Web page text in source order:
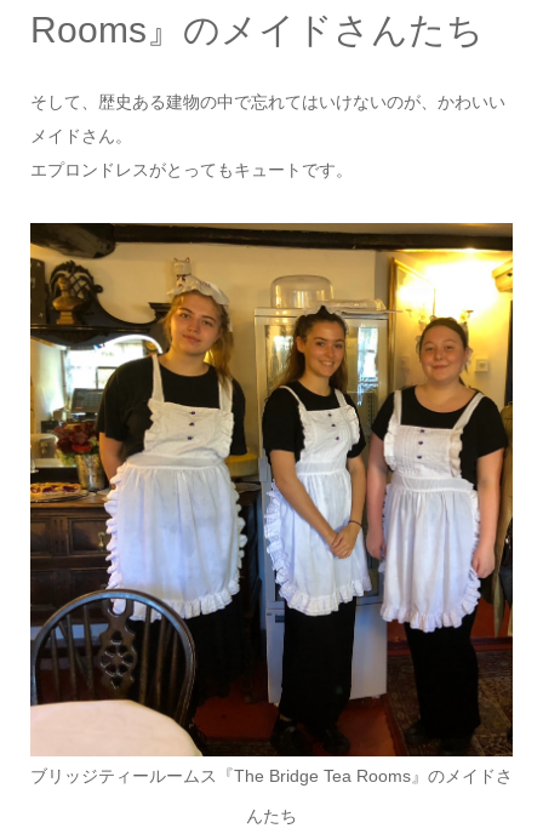
Rooms』のメイドさんたち
そして、歴史ある建物の中で忘れてはいけないのが、かわいい
メイドさん。
エプロンドレスがとってもキュートです。
ブリッジティールームス『The Bridge Tea Rooms』のメイドさ
んたち